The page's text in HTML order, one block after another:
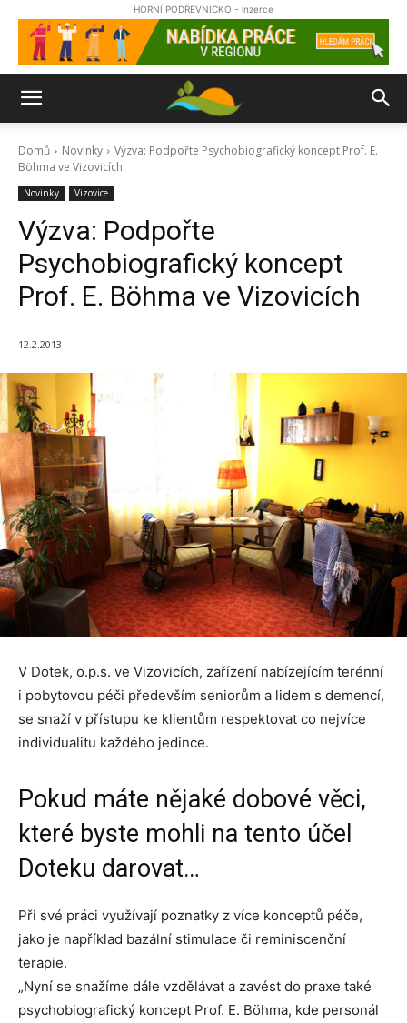
HORNÍ PODŘEVNICKO - inzerce
Domů Novinky
Výzva: Podpořte Psychobiografický koncept Prof. E.
Böhma ve Vizovicích
Novinky Vizovice
Výzva: Podpořte
Psychobiografický koncept
Prof. E. Böhma ve Vizovicích
12.2.2013
V Dotek, o.p.s. ve Vizovicích, zařízení nabízejícím terénní
i pobytovou péči především seniorům a lidem s demencí,
se snaží v přístupu ke klientům respektovat co nejvíce
individualitu každého jedince.
Pokud máte nějaké dobové věci,
které byste mohli na tento účel
Doteku darovat…
Při své práci využívají poznatky z více konceptů péče,
jako je například bazální stimulace či reminiscenční
terapie.
„Nyní se snažíme dále vzdělávat a zavést do praxe také
psychobiografický koncept Prof. E. Böhma, kde personál